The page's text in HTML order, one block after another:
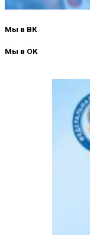
Мы в ВК
Мы в ОК